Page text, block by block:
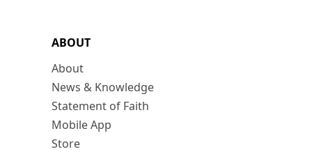
ABOUT
About
News & Knowledge
Statement of Faith
Mobile App
Store